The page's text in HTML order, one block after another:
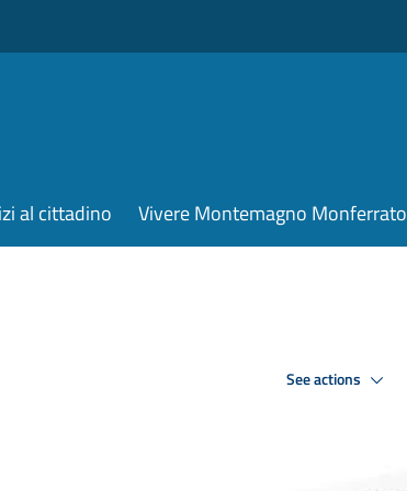
al cittadino Vivere Montemagno Monferrato
See actions